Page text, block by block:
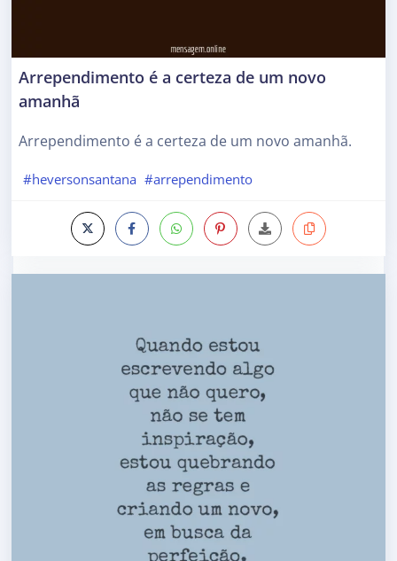
Arrependimento é a certeza de um novo
amanhã
Arrependimento é a certeza de um novo amanhã.
#heversonsantana #arrependimento